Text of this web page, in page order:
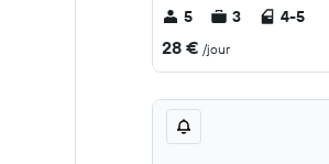
5 3 4-5
28 € /jour